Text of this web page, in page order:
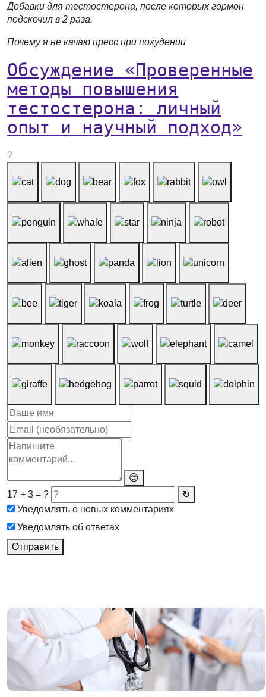
Добавки для тестостерона, после которых гормон
подскочил в 2 раза.
Почему я не качаю пресс при похудении
Обсуждение «Проверенные
методы повышения
тестостерона: личный
опыт и научный подход»
?
😊
17 + 3 = ?
↻
Уведомлять о новых комментариях
Уведомлять об ответах
Отправить